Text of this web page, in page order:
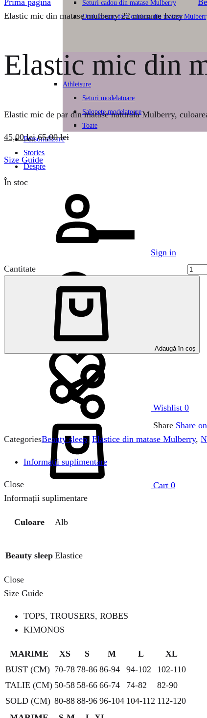
Seturi cadou din matase Mulberry
Ondulatoare fara caldura din matase
Athleisure
Seturi modelatoare
Salopete modelatoare
Toate
Personalizare
Stories
Despre
Sign in
Wishlist 0
Cart 0
Prima pagină
Elastic mic din matase mulberry 22 momme Ivory
Elastic mic din
Elastic mic de par din matase naturala Mulberry,
45,00lei 65,00lei
Size Guide
În stoc
Cantitate
Adaugă în coș
Share Share
CategoriesBeauty sleep, Elastice din matase Mulberry,
Informații suplimentare
Close
Informații suplimentare
Culoare Alb
Beauty sleep Elastice
Close
Size Guide
TOPS, TROUSERS, ROBES
KIMONOS
MARIME XS S M L
XL
BUST (CM) 70-78 78-86 86-94 94-102
102-110
TALIE (CM) 50-58 58-66 66-74 74-82
82-90
SOLD (CM) 80-88 88-96 96-104 104-112 112-120